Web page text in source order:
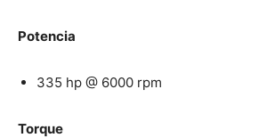
Potencia
335 hp @ 6000 rpm
Torque